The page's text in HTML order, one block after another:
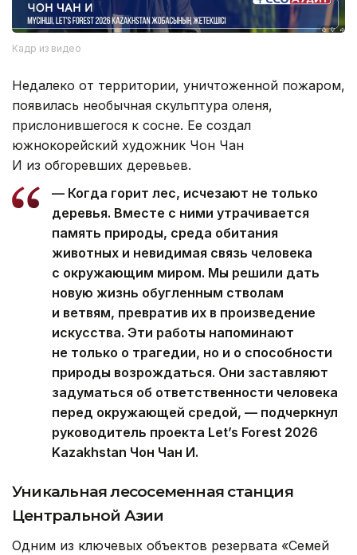
Кадр из видео
Недалеко от территории, уничтоженной пожаром,
появилась необычная скульптура оленя,
прислонившегося к сосне. Ее создал
южнокорейский художник Чон Чан
И из обгоревших деревьев.
— Когда горит лес, исчезают не только
деревья. Вместе с ними утрачивается
память природы, среда обитания
животных и невидимая связь человека
с окружающим миром. Мы решили дать
новую жизнь обугленным стволам
и ветвям, превратив их в произведение
искусства. Эти работы напоминают
не только о трагедии, но и о способности
природы возрождаться. Они заставляют
задуматься об ответственности человека
перед окружающей средой, — подчеркнул
руководитель проекта Let’s Forest 2026
Kazakhstan Чон Чан И.
Уникальная лесосеменная станция
Центральной Азии
Одним из ключевых объектов резервата «Семей